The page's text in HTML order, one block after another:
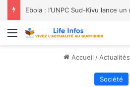
Menu
Accueil / Actualités
Société